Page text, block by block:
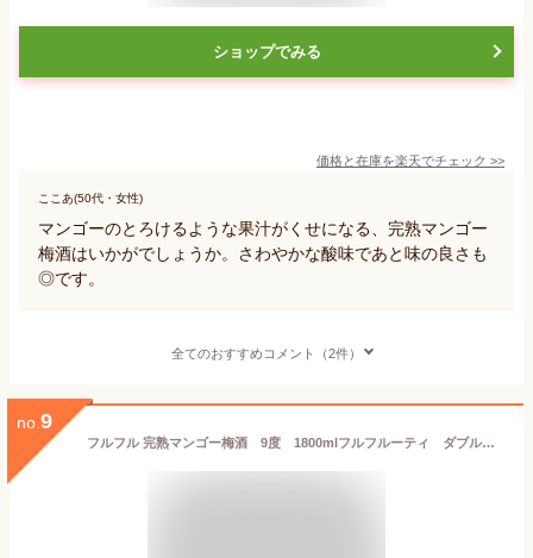
ショップでみる
価格と在庫を楽天でチェック >>
ここあ(50代・女性)
マンゴーのとろけるような果汁がくせになる、完熟マンゴー
梅酒はいかがでしょうか。さわやかな酸味であと味の良さも
◎です。
全てのおすすめコメント（2件）
no. 9
フルフル 完熟マンゴー梅酒 9度 1800mlフルフルーティ ダブルマンゴー